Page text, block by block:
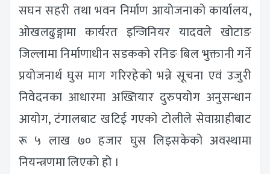
सघन सहरी तथा भवन निर्माण आयोजनाको कार्यालय,
ओखलढुङ्गामा कार्यरत इन्जिनियर यादवले खोटाङ
जिल्लामा निर्माणाधीन सडकको रनिङ बिल भुक्तानी गर्ने
प्रयोजनार्थ घुस माग गरिरहेको भन्ने सूचना एवं उजुरी
निवेदनका आधारमा अख्तियार दुरुपयोग अनुसन्धान
आयोग, टंगालबाट खटिई गएको टोलीले सेवाग्राहीबाट
रू ५ लाख ७० हजार घुस लिइसकेको अवस्थामा
नियन्त्रणमा लिएको हो ।